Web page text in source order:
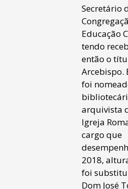
Secretário
Educação
tendo
então o
Arcebispo.
foi
arquivista
Igreja
cargo que
2018,
foi
Dom José